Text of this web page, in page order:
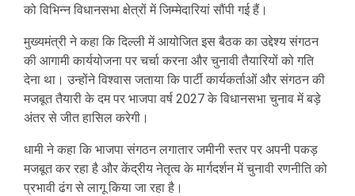
को विभिन्न विधानसभा क्षेत्रों में जिम्मेदारियां सौंपी गई हैं।
मुख्यमंत्री ने कहा कि दिल्ली में आयोजित इस बैठक का उद्देश्य संगठन
की आगामी कार्ययोजना पर चर्चा करना और चुनावी तैयारियों को गति
देना था। उन्होंने विश्वास जताया कि पार्टी कार्यकर्ताओं और संगठन की
मजबूत तैयारी के दम पर भाजपा वर्ष 2027 के विधानसभा चुनाव में बड़े
अंतर से जीत हासिल करेगी।
धामी ने कहा कि भाजपा संगठन लगातार जमीनी स्तर पर अपनी पकड़
मजबूत कर रहा है और केंद्रीय नेतृत्व के मार्गदर्शन में चुनावी रणनीति को
प्रभावी ढंग से लागू किया जा रहा है।